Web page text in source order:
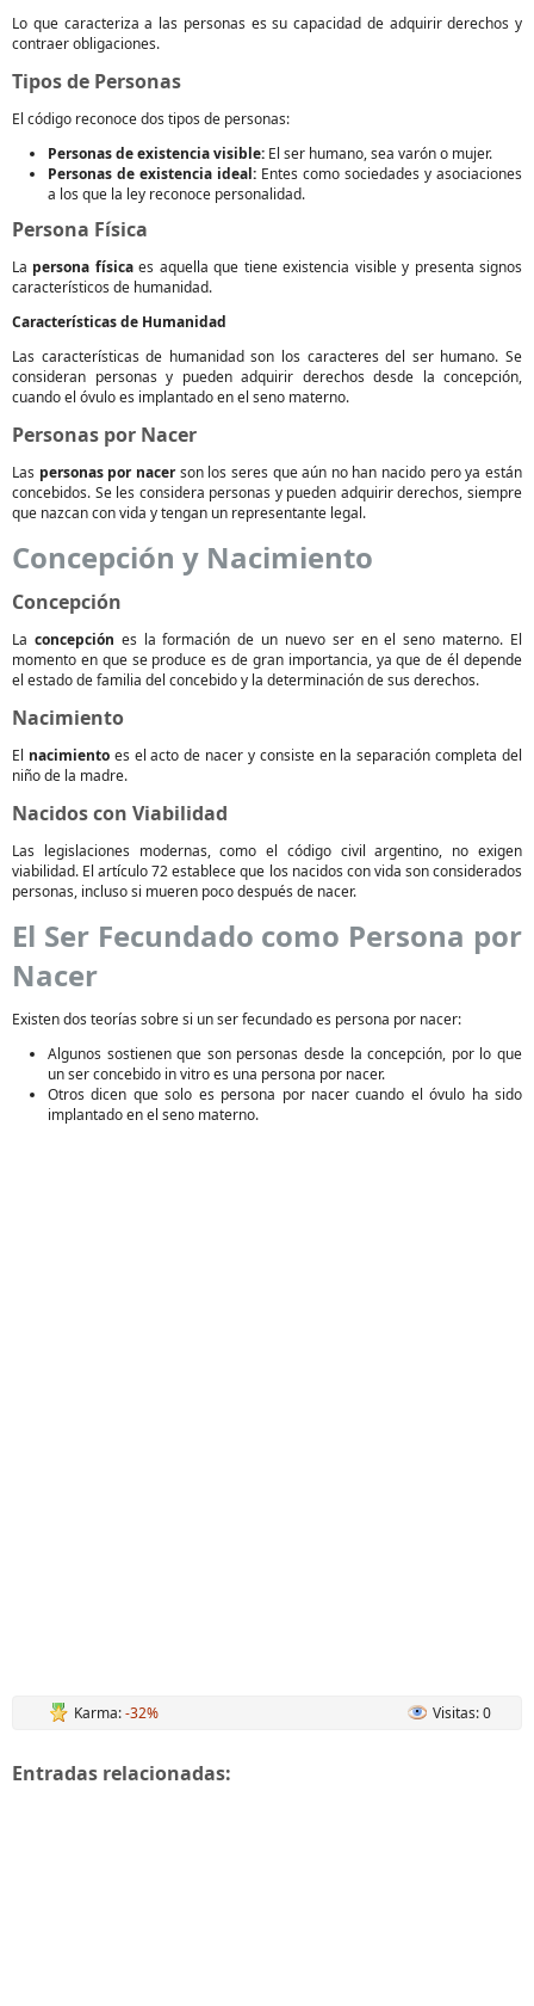
Lo que caracteriza a las personas es su capacidad de adquirir derechos y
contraer obligaciones.
Tipos de Personas
El código reconoce dos tipos de personas:
Personas de existencia visible: El ser humano, sea varón o mujer.
Personas de existencia ideal: Entes como sociedades y asociaciones
a los que la ley reconoce personalidad.
Persona Física
La persona físicaes aquella que tiene existencia visible y presenta signos
característicos de humanidad.
Características de Humanidad
Las características de humanidad son los caracteres del ser humano. Se
consideran personas y pueden adquirir derechos desde la concepción,
cuando el óvulo es implantado en el seno materno.
Personas por Nacer
Las personas por nacerson los seres que aún no han nacido pero ya están
concebidos. Se les considera personas y pueden adquirir derechos, siempre
que nazcan con vida y tengan un representante legal.
Concepción y Nacimiento
Concepción
La concepción es la formación de un nuevo ser en el seno materno. El
momento en que se produce es de gran importancia, ya que de él depende
el estado de familia del concebido y la determinación de sus derechos.
Nacimiento
El nacimientoes el acto de nacer y consiste en la separación completa del
niño de la madre.
Nacidos con Viabilidad
Las legislaciones modernas, como el código civil argentino, no exigen
viabilidad. El artículo 72 establece que los nacidos con vida son considerados
personas, incluso si mueren poco después de nacer.
El Ser Fecundado como Persona por
Nacer
Existen dos teorías sobre si un ser fecundado es persona por nacer:
Algunos sostienen que son personas desde la concepción, por lo que
un ser concebido in vitro es una persona por nacer.
Otros dicen que solo es persona por nacer cuando el óvulo ha sido
implantado en el seno materno.
Karma:-32% Visitas: 0
Entradas relacionadas: